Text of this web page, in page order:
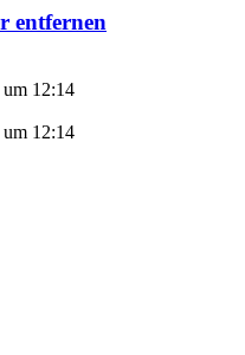
entfernen
12:14
12:14